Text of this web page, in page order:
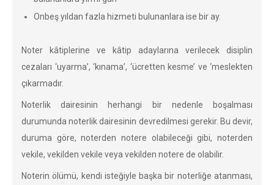
Onbeş yıldan fazla hizmeti bulunanlara ise bir ay.
Noter kâtiplerine ve kâtip adaylarına verilecek disiplin
cezaları ‘uyarma’, ‘kınama’, ‘ücretten kesme’ ve ‘meslekten
çıkarmadır.
Noterlik dairesinin herhangi bir nedenle boşalması
durumunda noterlik dairesinin devredilmesi gerekir. Bu devir,
duruma göre, noterden notere olabileceği gibi, noterden
vekile, vekilden vekile veya vekilden notere de olabilir.
Noterin ölümü, kendi isteğiyle başka bir noterliğe atanması,